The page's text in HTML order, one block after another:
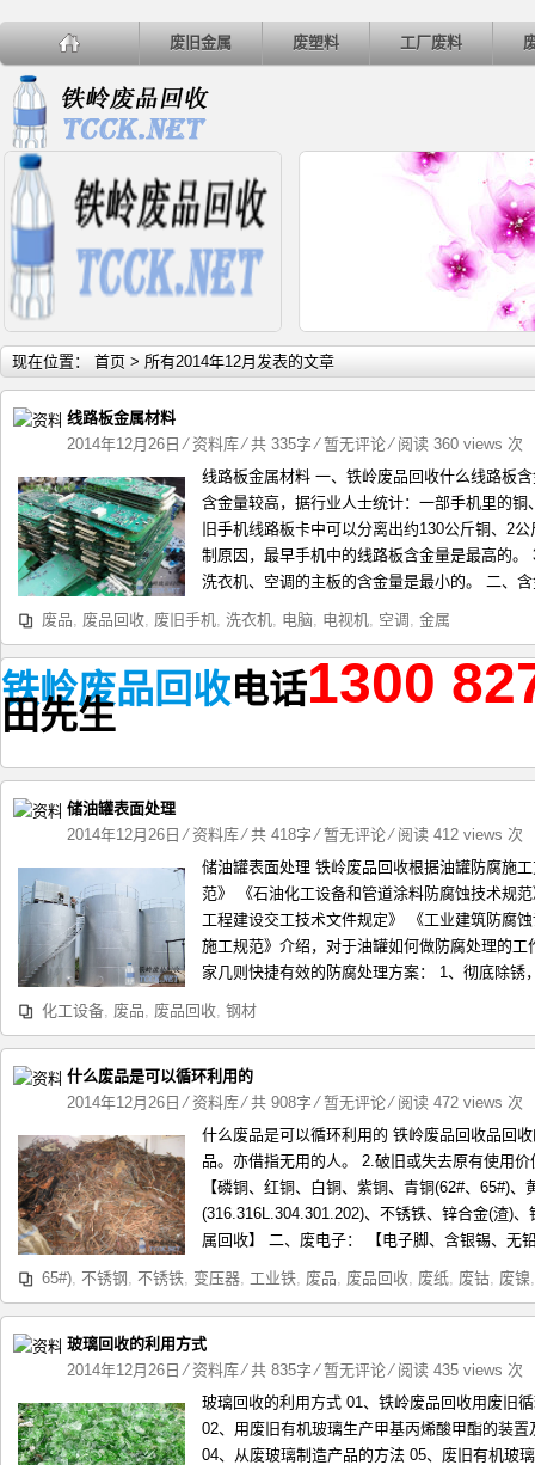
废旧金属 废塑料 工厂废料
详细内容
垃圾处理向无公害资源化发展 4月26日河北地区废铜市场
现在位置： 首页 > 所有2014年12月发表的文章
线路板金属材料
2014年12月26日 ⁄资料库⁄ 共 335字⁄暂无评论⁄ 阅读 360 views 次
线路板金属材料 一、铁岭废品回收什么线路板
含金量较高，据行业人士统计：一部手机里的
旧手机线路板卡中可以分离出约130公斤铜、2
制原因，最早手机中的线路板含金量是最高的
洗衣机、空调的主板的含金量是最小的。 二、
废品, 废品回收, 废旧手机, 洗衣机, 电脑, 电视机, 空调 , 金属
铁岭废品回收电话1300
田先生
储油罐表面处理
2014年12月26日 ⁄资料库⁄ 共 418字⁄暂无评论⁄ 阅读 412 views 次
储油罐表面处理 铁岭废品回收根据油罐防腐施
范》 《石油化工设备和管道涂料防腐蚀技术规
工程建设交工技术文件规定》 《工业建筑防腐
施工规范》介绍，对于油罐如何做防腐处理的
家几则快捷有效的防腐处理方案： 1、彻底除锈
化工设备, 废品, 废品回收, 钢材
什么废品是可以循环利用的
2014年12月26日 ⁄资料库⁄ 共 908字⁄暂无评论⁄ 阅读 472 views 次
什么废品是可以循环利用的 铁岭废品回收品回
品。亦借指无用的人。 2.破旧或失去原有使用
【磷铜、红铜、白铜、紫铜、青铜(62#、65#)
(316.316L.304.301.202)、不锈铁、锌合金(渣)
属回收】 二、废电子： 【电子脚、含银锡、无
65#), 不锈钢 , 不锈铁, 变压器, 工业铁, 废品, 废品回收, 废纸, 废钴, 废镍
玻璃回收的利用方式
2014年12月26日 ⁄资料库⁄ 共 835字⁄暂无评论⁄ 阅读 435 views 次
玻璃回收的利用方式 01、铁岭废品回收用废旧
02、用废旧有机玻璃生产甲基丙烯酸甲酯的装
04、从废玻璃制造产品的方法 05、废旧有机玻